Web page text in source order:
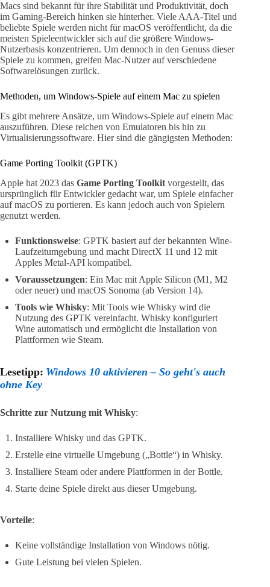
Macs sind bekannt für ihre Stabilität und Produktivität, doch
im Gaming-Bereich hinken sie hinterher. Viele AAA-Titel und
beliebte Spiele werden nicht für macOS veröffentlicht, da die
meisten Spieleentwickler sich auf die größere Windows-
Nutzerbasis konzentrieren. Um dennoch in den Genuss dieser
Spiele zu kommen, greifen Mac-Nutzer auf verschiedene
Softwarelösungen zurück.
Methoden, um Windows-Spiele auf einem Mac zu spielen
Es gibt mehrere Ansätze, um Windows-Spiele auf einem Mac
auszuführen. Diese reichen von Emulatoren bis hin zu
Virtualisierungssoftware. Hier sind die gängigsten Methoden:
Game Porting Toolkit (GPTK)
Apple hat 2023 das Game Porting Toolkit vorgestellt, das
ursprünglich für Entwickler gedacht war, um Spiele einfacher
auf macOS zu portieren. Es kann jedoch auch von Spielern
genutzt werden.
Funktionsweise: GPTK basiert auf der bekannten Wine-
Laufzeitumgebung und macht DirectX 11 und 12 mit
Apples Metal-API kompatibel.
Voraussetzungen: Ein Mac mit Apple Silicon (M1, M2
oder neuer) und macOS Sonoma (ab Version 14).
Tools wie Whisky: Mit Tools wie Whisky wird die
Nutzung des GPTK vereinfacht. Whisky konfiguriert
Wine automatisch und ermöglicht die Installation von
Plattformen wie Steam.
Lesetipp: Windows 10 aktivieren – So geht's auch
ohne Key
Schritte zur Nutzung mit Whisky:
Installiere Whisky und das GPTK.
Erstelle eine virtuelle Umgebung („Bottle“) in Whisky.
Installiere Steam oder andere Plattformen in der Bottle.
Starte deine Spiele direkt aus dieser Umgebung.
Vorteile:
Keine vollständige Installation von Windows nötig.
Gute Leistung bei vielen Spielen.